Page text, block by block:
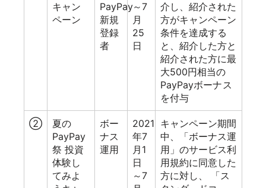
キャン
ペーン
PayPay
新規
登録
者
～7
月
25
日
介し、紹介された
方がキャンペーン
条件を達成する
と、紹介した方と
紹介された方に最
大500円相当の
PayPayボーナス
を付与
②
夏の
PayPay
祭 投資
体験し
てみよ
ボー
ナス
運用
2021
年7
月1
日
～7
キャンペーン期間
中、「ボーナス運
用」のサービス利
用規約に同意した
方に対し、 「ス